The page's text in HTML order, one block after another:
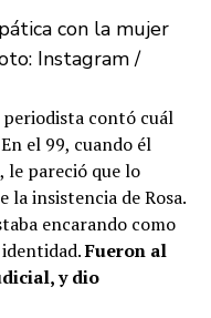
con la mujer
Instagram /
periodista contó cuál
el 99, cuando él
le pareció que lo
la insistencia de Rosa.
encarando como
identidad.Fueron al
y dio